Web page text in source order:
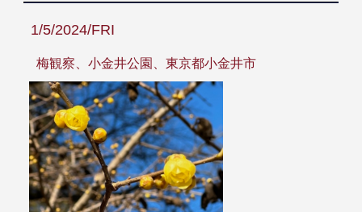
1/5/2024/FRI
梅観察、小金井公園、東京都小金井市